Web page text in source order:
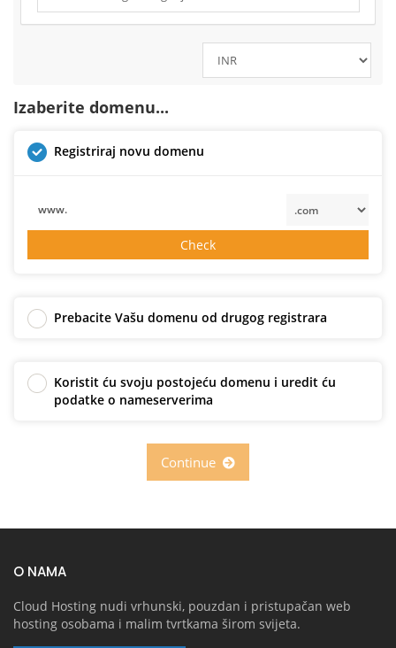
Izaberite domenu...
Registriraj novu domenu
www.
Check
Prebacite Vašu domenu od drugog registrara
Koristit ću svoju postojeću domenu i uredit ću
podatke o nameserverima
O NAMA
Cloud Hosting nudi vrhunski, pouzdan i pristupačan web
hosting osobama i malim tvrtkama širom svijeta.